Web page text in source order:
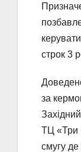
строк 3
за
ТЦ «Три
смугу де